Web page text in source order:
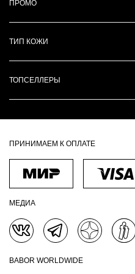
ПРОМО
ТИП КОЖИ
ТОПСЕЛЛЕРЫ
ПРИНИМАЕМ К ОПЛАТЕ
МЕДИА
BABOR WORLDWIDE